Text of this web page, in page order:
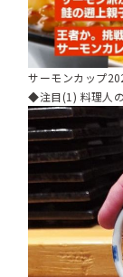
サーモンカップ
◆注目(1) 料理人